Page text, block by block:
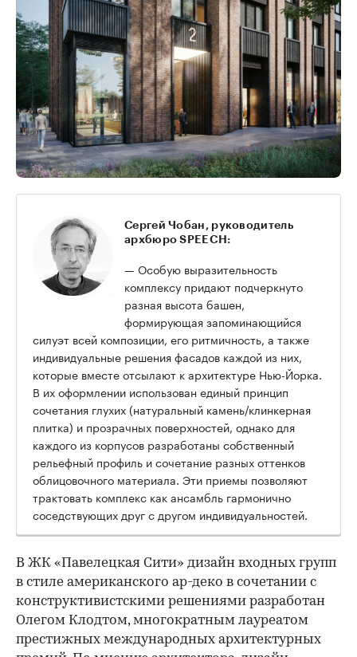
Сергей Чобан, руководитель
архбюро SPEECH:
— Особую выразительность
комплексу придают подчеркнуто
разная высота башен,
формирующая запоминающийся
силуэт всей композиции, его ритмичность, а также
индивидуальные решения фасадов каждой из них,
которые вместе отсылают к архитектуре Нью-Йорка.
В их оформлении использован единый принцип
сочетания глухих (натуральный камень/клинкерная
плитка) и прозрачных поверхностей, однако для
каждого из корпусов разработаны собственный
рельефный профиль и сочетание разных оттенков
облицовочного материала. Эти приемы позволяют
трактовать комплекс как ансамбль гармонично
соседствующих друг с другом индивидуальностей.
В ЖК «Павелецкая Сити» дизайн входных групп
в стиле американского ар-деко в сочетании с
конструктивистскими решениями разработан
Олегом Клодтом, многократным лауреатом
престижных международных архитектурных